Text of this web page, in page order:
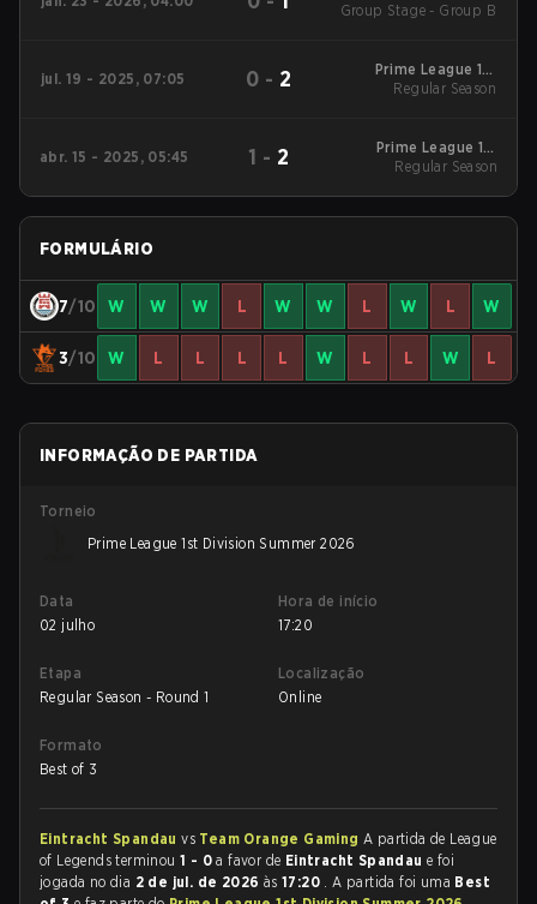
Winter Snowdown -
2026
Group Stage - Group B
jul. 19 - 2025, 07:05 0 - 2
Prime League 1st
Division Summer
Regular Season
abr. 15 - 2025, 05:45 1 - 2
Prime League 1st
Division Spring 2025
Regular Season
FORMULÁRIO
7/10 W W W L W W L W L W
3/10 W L L L L W L L W L
INFORMAÇÃO DE PARTIDA
Torneio
Prime League 1st Division Summer 2026
Data
02 julho
Hora de início
17:20
Etapa
Regular Season - Round 1
Localização
Online
Formato
Best of 3
Eintracht Spandauvs Team Orange GamingA partida de League
of Legends terminou1 - 0 a favor de Eintracht Spandaue foi
jogada no dia 2 de jul. de 2026 às17:20 . A partida foi uma Best